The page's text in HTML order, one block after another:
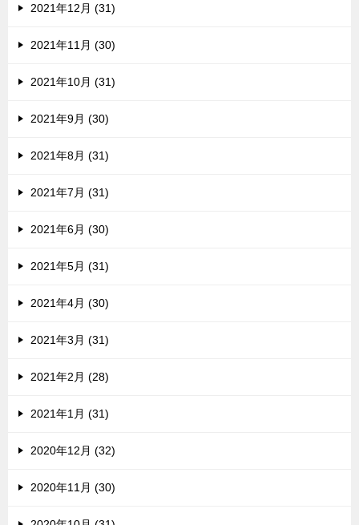
2021年12月 (31)
2021年11月 (30)
2021年10月 (31)
2021年9月 (30)
2021年8月 (31)
2021年7月 (31)
2021年6月 (30)
2021年5月 (31)
2021年4月 (30)
2021年3月 (31)
2021年2月 (28)
2021年1月 (31)
2020年12月 (32)
2020年11月 (30)